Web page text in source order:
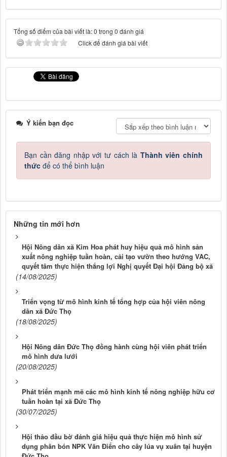
Tổng số điểm của bài viết là: 0 trong 0 đánh giá
Click để đánh giá bài viết
Ý kiến bạn đọc
Bạn cần đăng nhập với tư cách là Thành viên chính
thức để có thể bình luận
Những tin mới hơn
Hội Nông dân xã Kim Hoa phát huy hiệu quả mô hình sản
xuất nông nghiệp tuần hoàn, cải tạo vườn theo hướng VAC,
quyết tâm thực hiện thắng lợi Nghị quyết Đại hội Đảng bộ xã
(14/08/2025)
Triển vọng từ mô hình kinh tế tổng hợp của hội viên nông
dân xã Đức Thọ
(18/08/2025)
Hội Nông dân Đức Thọ đồng hành cùng hội viên phát triển
mô hình dưa lưới
(20/08/2025)
Phát triển mạnh mẽ các mô hình kinh tế nông nghiệp hữu cơ
tuần hoàn tại xã Đức Thọ
(30/07/2025)
Hội thảo đầu bờ đánh giá hiệu quả thực hiện mô hình sử
dụng phân bón NPK Văn Điển cho cây lúa vụ xuân tại huyện